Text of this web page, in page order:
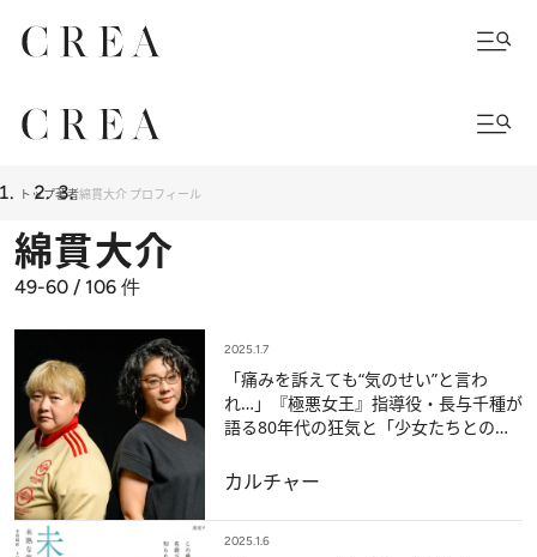
トップ著者綿貫大介 プロフィール
綿貫大介
49-60 / 106 件
2025.1.7
「痛みを訴えても“気のせい”と言わ
れ…」『極悪女王』指導役・長与千種が
語る80年代の狂気と「少女たちとの
カルチャー
2025.1.6